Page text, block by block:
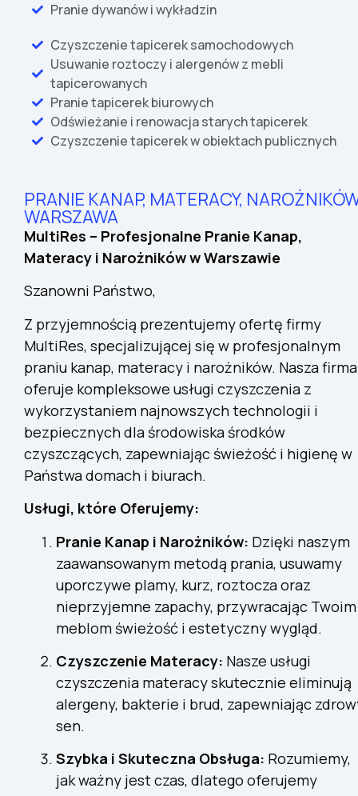
Pranie dywanów i wykładzin
Czyszczenie tapicerek samochodowych
Usuwanie roztoczy i alergenów z mebli
tapicerowanych
Pranie tapicerek biurowych
Odświeżanie i renowacja starych tapicerek
Czyszczenie tapicerek w obiektach publicznych
PRANIE KANAP, MATERACY,
WARSZAWA
MultiRes – Profesjonalne Pranie Kanap,
Materacy i Narożników w Warszawie
Szanowni Państwo,
Z przyjemnością prezentujemy ofertę firmy
MultiRes, specjalizującej się w profesjonalnym
praniu kanap, materacy i narożników. Nasza firma
oferuje kompleksowe usługi czyszczenia z
wykorzystaniem najnowszych technologii i
bezpiecznych dla środowiska środków
czyszczących, zapewniając świeżość i higienę w
Państwa domach i biurach.
Usługi, które Oferujemy:
Pranie Kanap i Narożników: Dzięki naszym
zaawansowanym metodą prania, usuwamy
uporczywe plamy, kurz, roztocza oraz
nieprzyjemne zapachy, przywracając Twoim
meblom świeżość i estetyczny wygląd.
Czyszczenie Materacy: Nasze usługi
czyszczenia materacy skutecznie eliminują
alergeny, bakterie i brud, zapewniając
sen.
Szybka i Skuteczna Obsługa: Rozumiemy,
jak ważny jest czas, dlatego oferujemy